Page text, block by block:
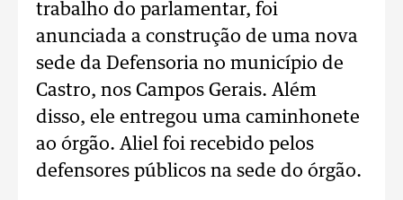
trabalho do parlamentar, foi
anunciada a construção de uma nova
sede da Defensoria no município de
Castro, nos Campos Gerais. Além
disso, ele entregou uma caminhonete
ao órgão. Aliel foi recebido pelos
defensores públicos na sede do órgão.